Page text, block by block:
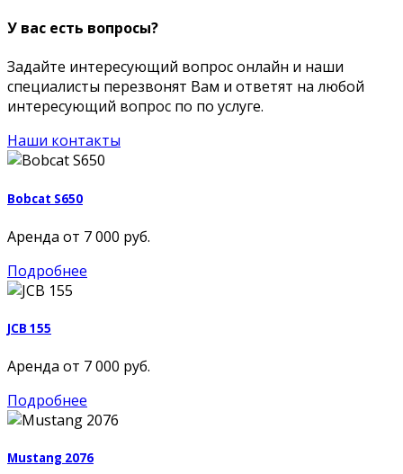
У вас есть вопросы?
Задайте интересующий вопрос онлайн и наши
специалисты перезвонят Вам и ответят на любой
интересующий вопрос по по услуге.
Наши контакты
Bobcat S650
Аренда от 7 000 руб.
Подробнее
JCB 155
Аренда от 7 000 руб.
Подробнее
Mustang 2076